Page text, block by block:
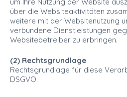
über die Websiteaktivitäten
weitere mit der Websitenutzung
verbundene Dienstleistungen
Websitebetreiber zu erbringen.
(2) Rechtsgrundlage
Rechtsgrundlage für diese
DSGVO.